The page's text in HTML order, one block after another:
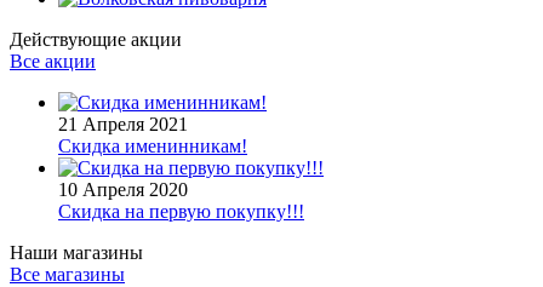
Действующие акции
Все акции
21 Апреля 2021
Скидка именинникам!
10 Апреля 2020
Скидка на первую покупку!!!
Наши магазины
Все магазины